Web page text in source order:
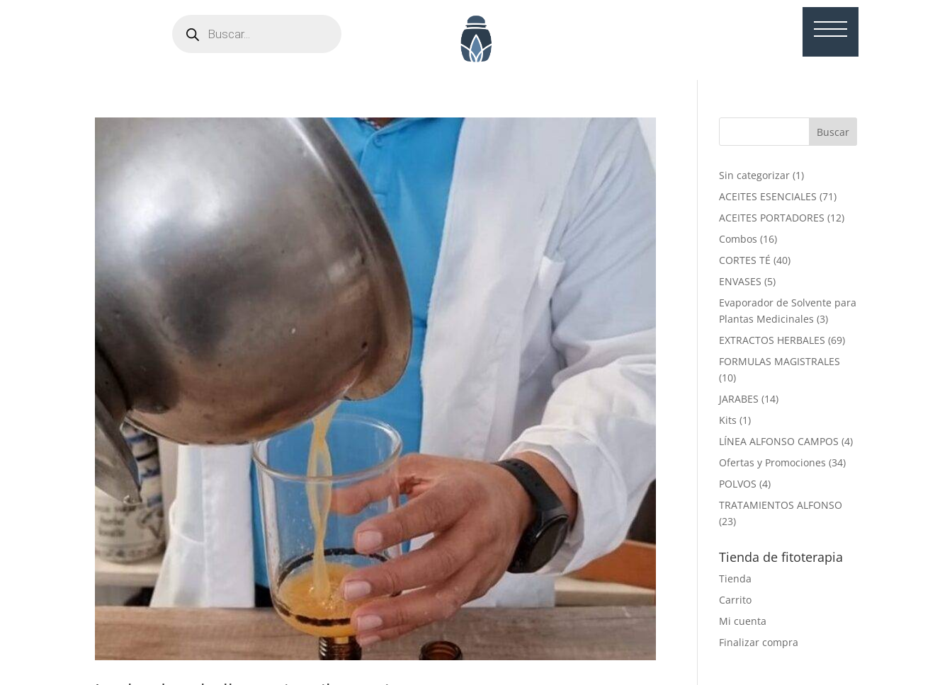
productos
Sin categorizar 11
producto
ACEITES ESENCIALES 7171
productos
ACEITES PORTADORES 1212
Combos 1616
productos
CORTES TÉ 4040
ENVASES 55
productos
Evaporador de Solvente para
Plantas Medicinales 33
productos
EXTRACTOS HERBALES 6969
FORMULAS MAGISTRALES
1010
productos
JARABES 1414
Kits 11
producto
LÍNEA ALFONSO CAMPOS 44
Ofertas y Promociones 3434
POLVOS 44
productos
TRATAMIENTOS ALFONSO
2323
Tienda de fitoterapia
Tienda
Carrito
Mi cuenta
Finalizar compra